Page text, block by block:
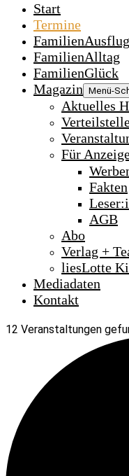
Start
Termine
FamilienAusflug
FamilienAlltag
FamilienGlück
Magazin Menü-
Aktuelles
Für
Fakten
AGB
Abo
Verlag +
liesLotte
Mediadaten
Kontakt
12 Veranstaltungen